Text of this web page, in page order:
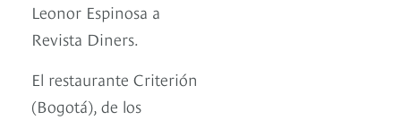
Leonor Espinosa a
Revista Diners.
El restaurante Criterión
(Bogotá), de los